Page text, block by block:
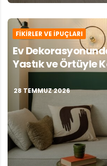
FIKIRLER VE İPUÇLARI
Ev
Yastık ve Örtüyle
28 TEMMUZ 2026